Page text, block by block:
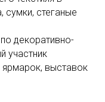
сумки, стеганые
декоративно-
участник
ярмарок, выставок